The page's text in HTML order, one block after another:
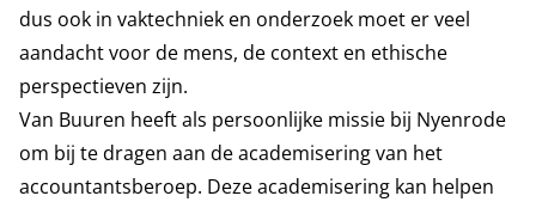
dus ook in vaktechniek en onderzoek moet er veel
aandacht voor de mens, de context en ethische
perspectieven zijn.
Van Buuren heeft als persoonlijke missie bij Nyenrode
om bij te dragen aan de academisering van het
accountantsberoep. Deze academisering kan helpen